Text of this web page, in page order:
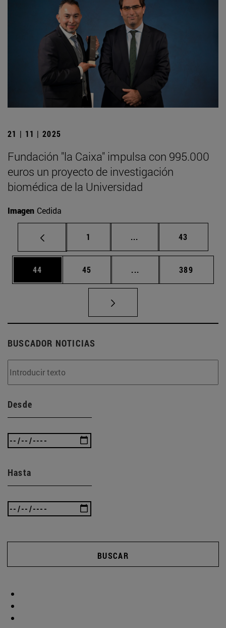
21 | 11 | 2025
Fundación "la Caixa" impulsa con 995.000
euros un proyecto de investigación
biomédica de la Universidad
Imagen Cedida
Página
1 ... Páginas intermedias
Página
43
Página
44 Página
45 ... Páginas intermedias
Página
389
BUSCADOR NOTICIAS
Desde
Hasta
BUSCAR